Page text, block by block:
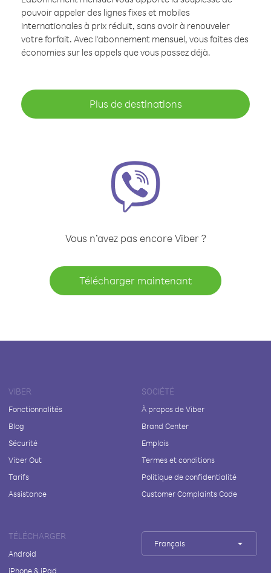
pouvoir appeler des lignes fixes et mobiles
internationales à prix réduit, sans avoir à renouveler
votre forfait. Avec l'abonnement mensuel, vous faites des
économies sur les appels que vous passez déjà.
Plus de destinations
Vous n’avez pas encore Viber ?
Télécharger maintenant
VIBER
Fonctionnalités
Blog
Sécurité
Viber Out
Tarifs
Assistance
SOCIÉTÉ
À propos de Viber
Brand Center
Emplois
Termes et conditions
Politique de confidentialité
Customer Complaints Code
TÉLÉCHARGER
Android
iPhone & iPad
Français